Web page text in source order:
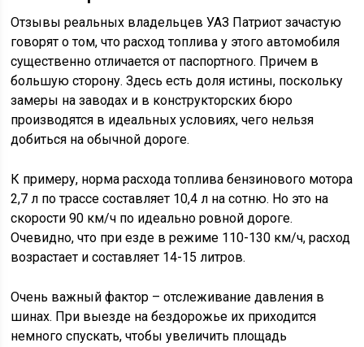
Отзывы реальных владельцев УАЗ Патриот зачастую
говорят о том, что расход топлива у этого автомобиля
существенно отличается от паспортного. Причем в
большую сторону. Здесь есть доля истины, поскольку
замеры на заводах и в конструкторских бюро
производятся в идеальных условиях, чего нельзя
добиться на обычной дороге.
К примеру, норма расхода топлива бензинового мотора
2,7 л по трассе составляет 10,4 л на сотню. Но это на
скорости 90 км/ч по идеально ровной дороге.
Очевидно, что при езде в режиме 110-130 км/ч, расход
возрастает и составляет 14-15 литров.
Очень важный фактор – отслеживание давления в
шинах. При выезде на бездорожье их приходится
немного спускать, чтобы увеличить площадь